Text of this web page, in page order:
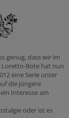
genug, dass wir im
Loretto-Bote hat nun
eine Serie unter
die jüngere
Interesse am
oder ist es